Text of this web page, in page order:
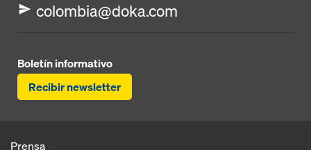
colombia@doka.com
Boletín informativo
Recibir newsletter
Prensa